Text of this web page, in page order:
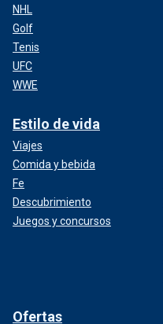
NHL
Golf
Tenis
UFC
WWE
Estilo de vida
Viajes
Comida y bebida
Fe
Descubrimiento
Juegos y concursos
Ofertas